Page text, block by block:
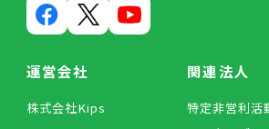
運営会社
株式会社Kips
関連法人
特定非営利活